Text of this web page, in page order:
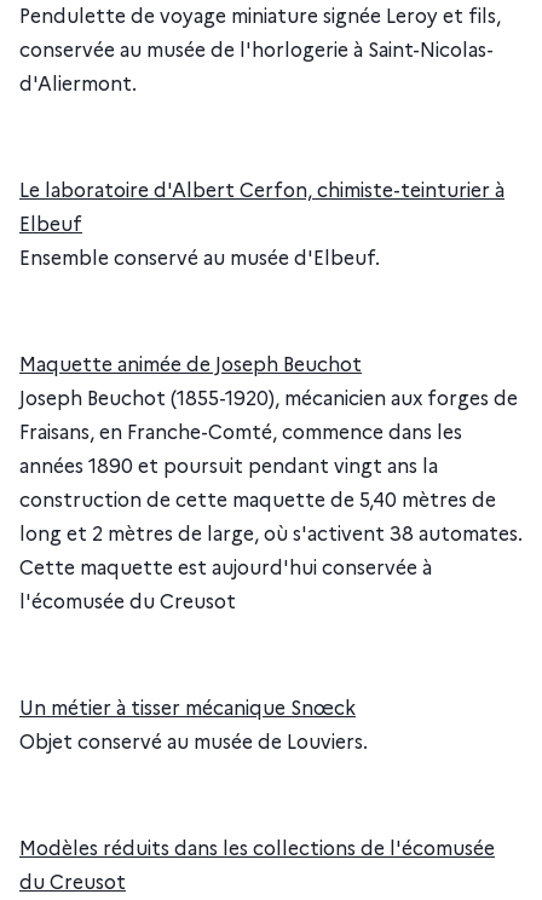
Pendulette de voyage miniature signée Leroy et fils,
conservée au musée de l'horlogerie à Saint-Nicolas-
d'Aliermont.
Le laboratoire d'Albert Cerfon, chimiste-teinturier à
Elbeuf
Ensemble conservé au musée d'Elbeuf.
Maquette animée de Joseph Beuchot
Joseph Beuchot (1855-1920), mécanicien aux forges de
Fraisans, en Franche-Comté, commence dans les
années 1890 et poursuit pendant vingt ans la
construction de cette maquette de 5,40 mètres de
long et 2 mètres de large, où s'activent 38 automates.
Cette maquette est aujourd'hui conservée à
l'écomusée du Creusot
Un métier à tisser mécanique Snœck
Objet conservé au musée de Louviers.
Modèles réduits dans les collections de l'écomusée
du Creusot